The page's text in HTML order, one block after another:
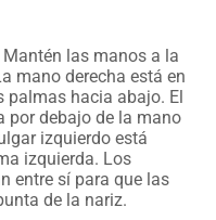
las manos a la
mano derecha está en
palmas hacia abajo. El
por debajo de la mano
izquierdo está
izquierda. Los
entre sí para que las
de la nariz.